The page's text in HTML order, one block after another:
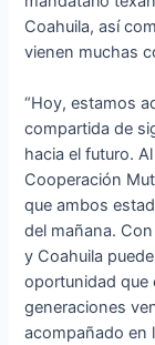
Coahuila, así
vienen muchas
“Hoy, estamos
compartida de
hacia el futuro.
Cooperación
que ambos
del mañana.
y Coahuila
oportunidad que
generaciones
acompañado en